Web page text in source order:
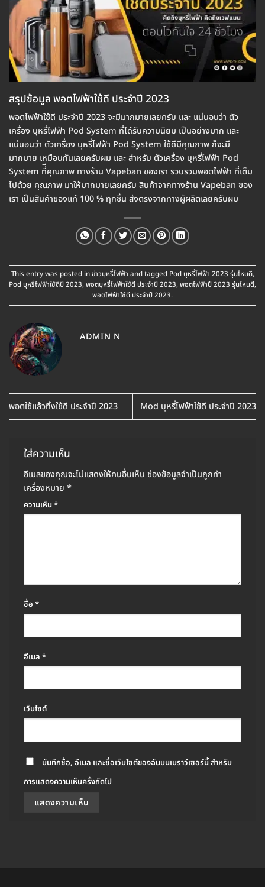
สรุปข้อมูล พอตไฟฟ้าใช้ดี ประจำปี 2023
พอตไฟฟ้าใช้ดี ประจำปี 2023 จะมีมากมายเลยครับ และ แน่นอนว่า ตัว
เครื่อง บุหรี่ไฟฟ้า Pod System ที่ได้รับความนิยม เป็นอย่างมาก และ
แน่นอนว่า ตัวเครื่อง บุหรี่ไฟฟ้า Pod System ใช้ดีมีคุณภาพ ก็จะมี
มากมาย เหมือนกันเลยครับผม และ สำหรับ ตัวเครื่อง บุหรี่ไฟฟ้า Pod
System ที่ีคุณภาพ ทางร้าน Vapeban ของเรา รวบรวมพอตไฟฟ้า ที่เต็ม
ไปด้วย คุณภาพ มาให้มากมายเลยครับ สินค้าจากทางร้าน Vapeban ของ
เรา เป็นสินค้าของแท้ 100 % ทุกชิ้น ส่งตรงจากทางผู้ผลิตเลยครับผม
This entry was posted inข่าวบุหรี่ไฟฟ้า and tagged Pod บุหรี่ไฟฟ้า 2023 รุ่นไหนดี,
Pod บุหรี่ไฟฟ้าใช้ดีปี 2023, พอตบุหรี่ไฟฟ้าใช้ดี ประจำปี 2023, พอตไฟฟ้าปี 2023 รุ่นไหนดี,
พอตไฟฟ้าใช้ดี ประจำปี 2023.
ADMIN N
พอตใช้แล้วทิ้งใช้ดี ประจำปี 2023 Mod บุหรี่ไฟฟ้าใช้ดี ประจำปี 2023
ใส่ความเห็น
อีเมลของคุณจะไม่แสดงให้คนอื่นเห็น ช่องข้อมูลจำเป็นถูกทำ
เครื่องหมาย *
ความเห็น*
ชื่อ *
อีเมล *
เว็บไซต์
บันทึกชื่อ, อีเมล และชื่อเว็บไซต์ของฉันบนเบราว์เซอร์นี้ สำหรับ
การแสดงความเห็นครั้งถัดไป